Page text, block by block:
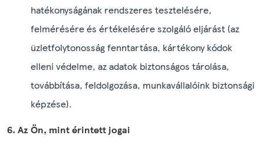
hatékonyságának rendszeres tesztelésére,
felmérésére és értékelésére szolgáló eljárást (az
üzletfolytonosság fenntartása, kártékony kódok
elleni védelme, az adatok biztonságos tárolása,
továbbítása, feldolgozása, munkavállalóink biztonsági
képzése).
6. Az Ön, mint érintett jogai